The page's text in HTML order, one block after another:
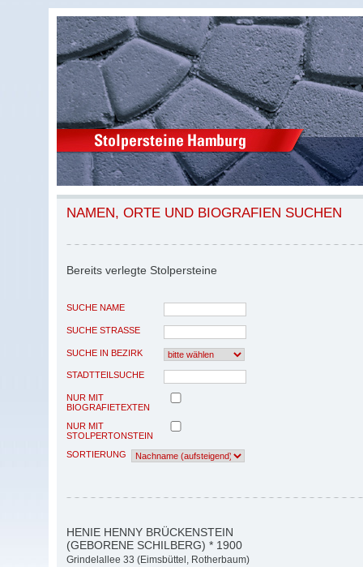
NAMEN, ORTE UND BIOGRAFIEN SUCHEN
Bereits verlegte Stolpersteine
SUCHE NAME
SUCHE STRASSE
SUCHE IN BEZIRK
STADTTEILSUCHE
NUR MIT
BIOGRAFIETEXTEN
NUR MIT
STOLPERTONSTEIN
SORTIERUNG
HENIE HENNY BRÜCKENSTEIN
(GEBORENE SCHILBERG) * 1900
Grindelallee 33 (Eimsbüttel, Rotherbaum)